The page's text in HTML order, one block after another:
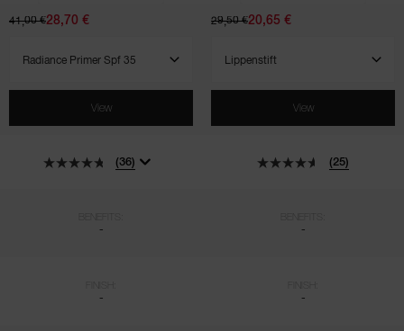
41,00 €28,70 €
View
(36)
-
-
29,50 €20,65 €
View
(25)
-
-